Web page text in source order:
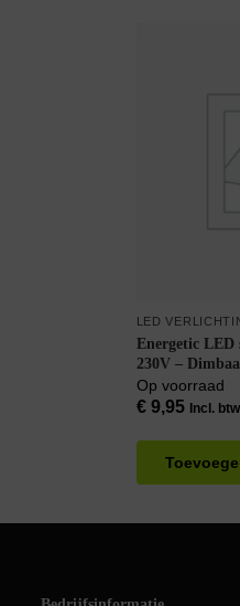
LED
Energetic LED
230V –
Op voorraad
€9,95 Incl. btw